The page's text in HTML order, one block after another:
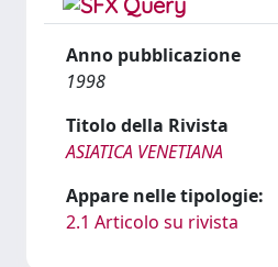
Anno pubblicazione
1998
Titolo della Rivista
ASIATICA VENETIANA
Appare nelle tipologie:
2.1 Articolo su rivista